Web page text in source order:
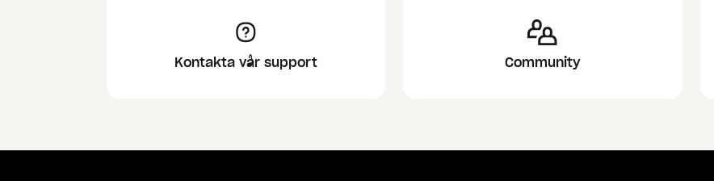
Kontakta vår support Community